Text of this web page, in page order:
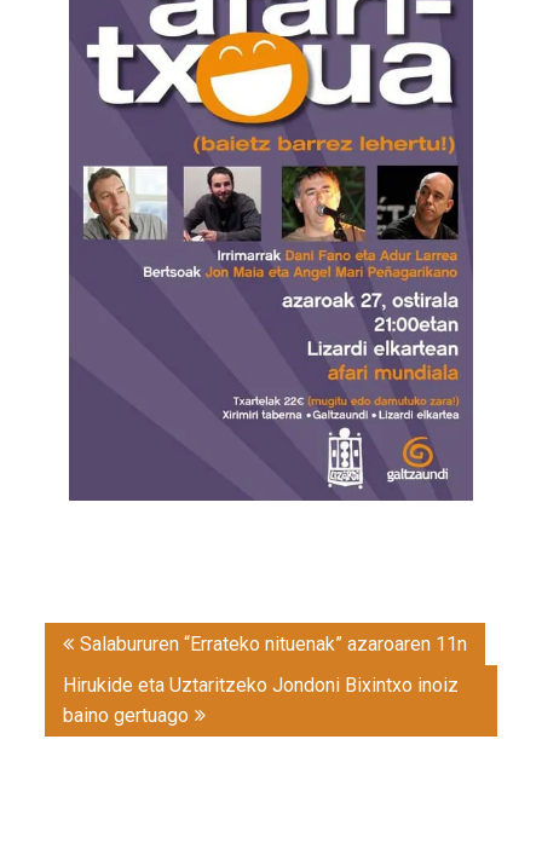
Post
navigation
Salabururen “Errateko nituenak” azaroaren 11n
Hirukide eta Uztaritzeko Jondoni Bixintxo inoiz
baino gertuago